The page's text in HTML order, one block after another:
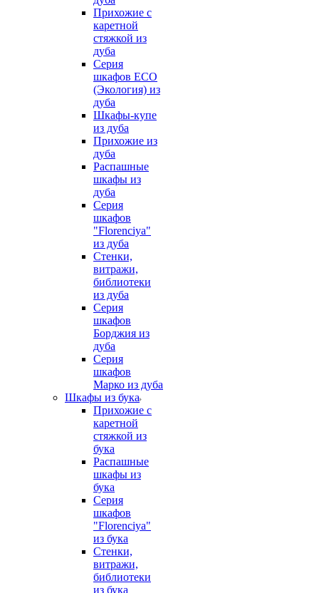
Прихожие с
каретной
стяжкой из
дуба
Серия
шкафов ECO
(Экология) из
дуба
Шкафы-купе
из дуба
Прихожие из
дуба
Распашные
шкафы из
дуба
Серия
шкафов
"Florenciya"
из дуба
Стенки,
витражи,
библиотеки
из дуба
Серия
шкафов
Борджия из
дуба
Серия
шкафов
Марко из дуба
Шкафы из бука
Прихожие с
каретной
стяжкой из
бука
Распашные
шкафы из
бука
Серия
шкафов
"Florenciya"
из бука
Стенки,
витражи,
библиотеки
из бука